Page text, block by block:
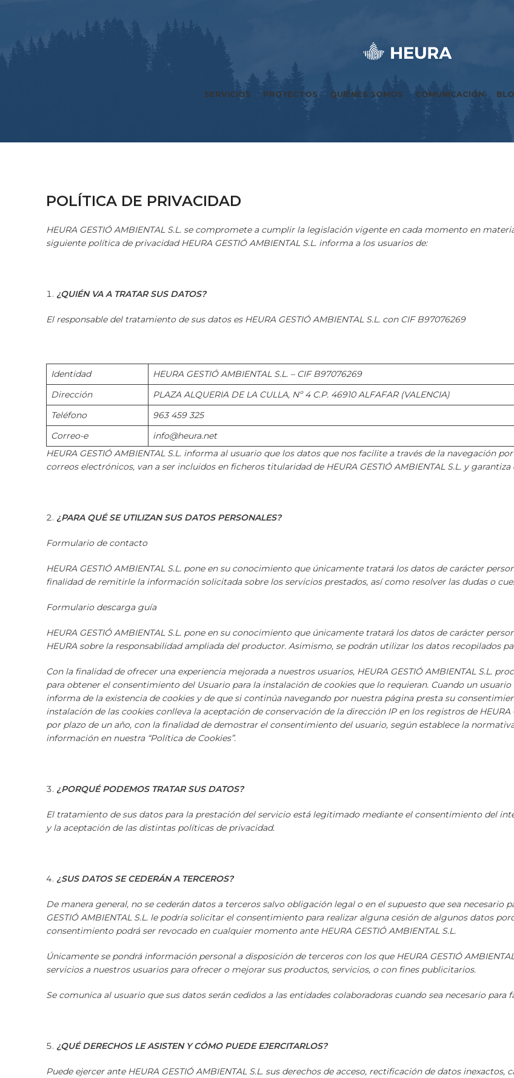
SERVICIOS PROYECTOS QUIÉNES SOMOS COMUNICACIÓN
POLÍTICA DE PRIVACIDAD
HEURA GESTIÓ AMBIENTAL S.L. se compromete a cumplir la legislación vigente en cada momento en
siguiente política de privacidad HEURA GESTIÓ AMBIENTAL S.L. informa a los usuarios de:
¿QUIÉN VA A TRATAR SUS DATOS?
El responsable del tratamiento de sus datos es HEURA GESTIÓ AMBIENTAL S.L. con CIF B97076269
Identidad
HEURA GESTIÓ AMBIENTAL S.L. – CIF B97076269
Dirección
PLAZA ALQUERIA DE LA CULLA, Nº 4 C.P. 46910 ALFAFAR (VALENCIA)
Teléfono
963 459 325
Correo-e
info@heura.net
HEURA GESTIÓ AMBIENTAL S.L. informa al usuario que los datos que nos facilite a través de la navegación
correos electrónicos, van a ser incluidos en ficheros titularidad de HEURA GESTIÓ AMBIENTAL S.L. y
¿PARA QUÉ SE UTILIZAN SUS DATOS PERSONALES?
Formulario de contacto
HEURA GESTIÓ AMBIENTAL S.L. pone en su conocimiento que únicamente tratará los datos de carácter
finalidad de remitirle la información solicitada sobre los servicios prestados, así como resolver las dudas o
Formulario descarga guía
HEURA GESTIÓ AMBIENTAL S.L. pone en su conocimiento que únicamente tratará los datos de carácter
HEURA sobre la responsabilidad ampliada del productor. Asimismo, se podrán utilizar los datos recopilados
Con la finalidad de ofrecer una experiencia mejorada a nuestros usuarios, HEURA GESTIÓ AMBIENTAL S.L.
para obtener el consentimiento del Usuario para la instalación de cookies que lo requieran. Cuando un
informa de la existencia de cookies y de que si continúa navegando por nuestra página presta su
instalación de las cookies conlleva la aceptación de conservación de la dirección IP en los registros de HEURA
por plazo de un año, con la finalidad de demostrar el consentimiento del usuario, según establece la
información en nuestra “Política de Cookies”.
¿PORQUÉ PODEMOS TRATAR SUS DATOS?
El tratamiento de sus datos para la prestación del servicio está legitimado mediante el consentimiento del
y la aceptación de las distintas políticas de privacidad.
¿SUS DATOS SE CEDERÁN A TERCEROS?
De manera general, no se cederán datos a terceros salvo obligación legal o en el supuesto que sea necesario
GESTIÓ AMBIENTAL S.L. le podría solicitar el consentimiento para realizar alguna cesión de algunos datos
consentimiento podrá ser revocado en cualquier momento ante HEURA GESTIÓ AMBIENTAL S.L.
Únicamente se pondrá información personal a disposición de terceros con los que HEURA GESTIÓ
servicios a nuestros usuarios para ofrecer o mejorar sus productos, servicios, o con fines publicitarios.
Se comunica al usuario que sus datos serán cedidos a las entidades colaboradoras cuando sea necesario para
¿QUÉ DERECHOS LE ASISTEN Y CÓMO PUEDE EJERCITARLOS?
Puede ejercer ante HEURA GESTIÓ AMBIENTAL S.L. sus derechos de acceso, rectificación de datos